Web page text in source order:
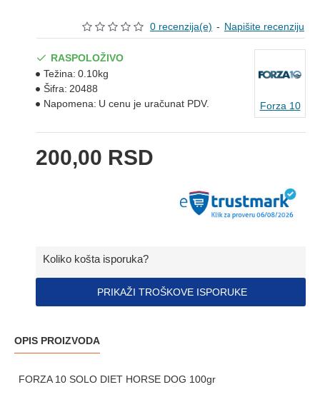
0 recenzija(e) - Napišite recenziju
200,00 RSD
RASPOLOŽIVO
Težina: 0.10kg
Šifra: 20488
Napomena: U cenu je uračunat PDV. Forza 10
Koliko košta isporuka?
PRIKAŽI TROŠKOVE ISPORUKE
OPIS PROIZVODA
FORZA 10 SOLO DIET HORSE DOG 100gr